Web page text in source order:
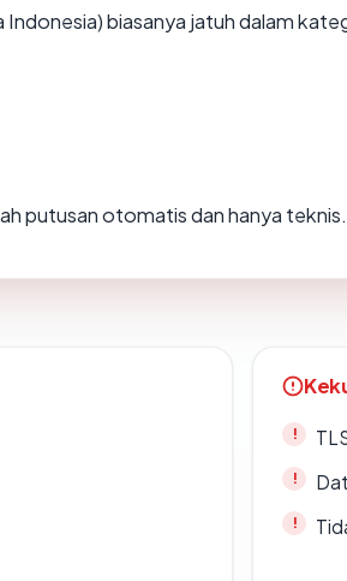
biasanya jatuh dalam
putusan otomatis dan hanya teknis.